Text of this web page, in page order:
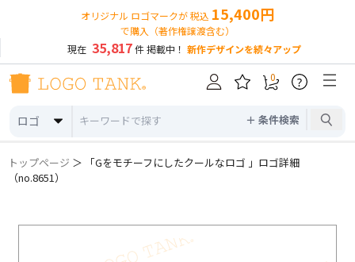
オリジナル ロゴマークが 税込 15,400円
で購入（著作権譲渡含む）
現在 35,817件 掲載中！ 新作デザインを続々アップ
ロゴ ＋ 条件検索
0 ?
トップページ ＞ 「Gをモチーフにしたクールなロゴ 」ロゴ詳細
（no.8651）